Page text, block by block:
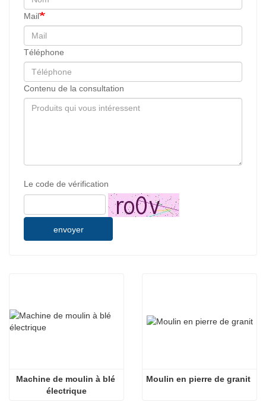
Mail
Téléphone
Contenu de la consultation
Le code de vérification
envoyer
Machine de moulin à blé
électrique
Moulin en pierre de granit